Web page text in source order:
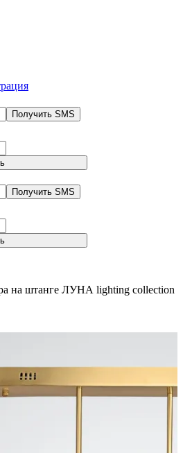
Получить SMS
Получить SMS
на штанге ЛУНА lighting collection